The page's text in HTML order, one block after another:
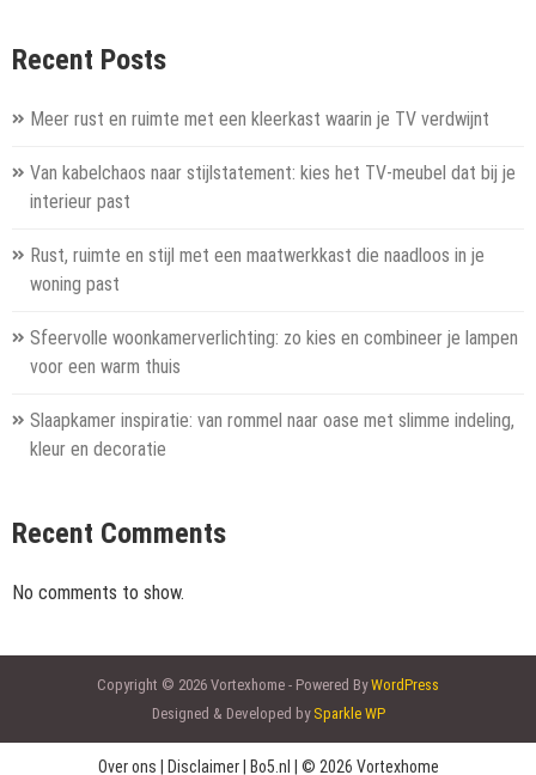
Recent Posts
Meer rust en ruimte met een kleerkast waarin je TV verdwijnt
Van kabelchaos naar stijlstatement: kies het TV-meubel dat bij je
interieur past
Rust, ruimte en stijl met een maatwerkkast die naadloos in je
woning past
Sfeervolle woonkamerverlichting: zo kies en combineer je lampen
voor een warm thuis
Slaapkamer inspiratie: van rommel naar oase met slimme indeling,
kleur en decoratie
Recent Comments
No comments to show.
Copyright © 2026 Vortexhome - Powered ByWordPress
Designed & Developed by Sparkle WP
Over ons Disclaimer| Bo5.nl © 2026 Vortexhome